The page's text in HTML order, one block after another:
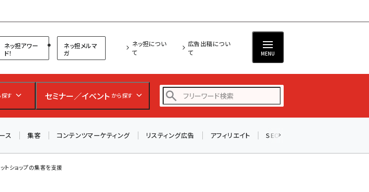
ネッ担アワー
ド！
ネッ担メルマ
ガ
ネッ担につい
て
広告出稿につい
て
MENU
探す セミナー／イベント から探す
ス 集客 コンテンツマーケティング リスティング広告 アフィリエイト SEO
トショップの集客を支援